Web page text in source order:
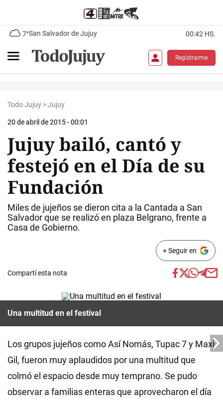
7°San Salvador de Jujuy 00:42 HS.
Registrarme
Todo Jujuy >Jujuy
20 de abril de 2015 - 00:01
Jujuy bailó, cantó y
festejó en el Día de su
Fundación
Miles de jujeños se dieron cita a la Cantada a San
Salvador que se realizó en plaza Belgrano, frente a
Casa de Gobierno.
+ Seguir en
Compartí esta nota
Una multitud en el festival
Los grupos jujeños como Así Nomás, Tupac 7 y Maxi
Gil, fueron muy aplaudidos por una multitud que
colmó el espacio desde muy temprano. Se pudo
observar a familias enteras que aprovecharon el día